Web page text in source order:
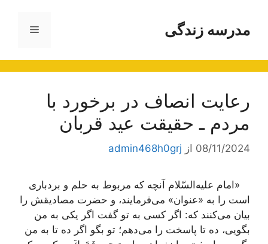
محتوامدرسه زندگی فهرست
رعایت انصاف در برخورد با
مردم ـ حقیقت عید قربان
08/11/2024 از admin468h0grj
«امام علیه‌السّلام آنچه كه مربوط به حلم و بردباری
است را به «عنوان» می‌فرمایند، و حضرت مصادیقش را
بیان می‌كنند كه: اگر كسی به تو گفت اگر یكی به من
بگویی، ده تا پاسخت را می‌دهم؛ تو بگو اگر ده تا به من